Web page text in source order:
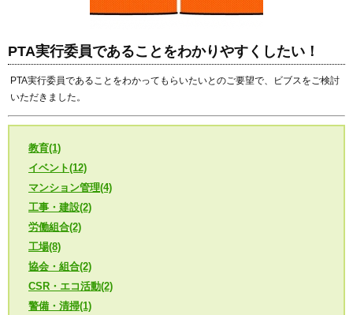
PTA実行委員であることをわかりやすくしたい！
PTA実行委員であることをわかってもらいたいとのご要望で、ビブスをご検討
いただきました。
教育(1)
イベント(12)
マンション管理(4)
工事・建設(2)
労働組合(2)
工場(8)
協会・組合(2)
CSR・エコ活動(2)
警備・清掃(1)